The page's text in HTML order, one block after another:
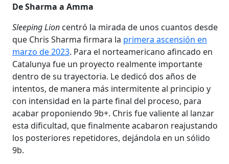
De Sharma a Amma
Sleeping Lion centró la mirada de unos cuantos desde
que Chris Sharma firmara la primera ascensión en
marzo de 2023. Para el norteamericano afincado en
Catalunya fue un proyecto realmente importante
dentro de su trayectoria. Le dedicó dos años de
intentos, de manera más intermitente al principio y
con intensidad en la parte final del proceso, para
acabar proponiendo 9b+. Chris fue valiente al lanzar
esta dificultad, que finalmente acabaron reajustando
los posteriores repetidores, dejándola en un sólido
9b.